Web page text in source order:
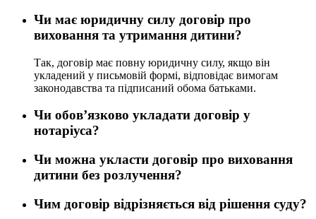
Чи має юридичну силу договір про
виховання та утримання дитини?
Так, договір має повну юридичну силу, якщо він
укладений у письмовій формі, відповідає вимогам
законодавства та підписаний обома батьками.
Чи обов’язково укладати договір у
нотаріуса?
Чи можна укласти договір про виховання
дитини без розлучення?
Чим договір відрізняється від рішення суду?